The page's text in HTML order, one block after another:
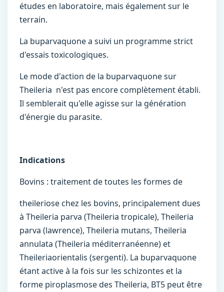
études en laboratoire, mais également sur le
terrain.
La buparvaquone a suivi un programme strict
d'essais toxicologiques.
Le mode d'action de la buparvaquone sur
Theileria n'est pas encore complètement établi.
Il semblerait qu'elle agisse sur la génération
d'énergie du parasite.
Indications
Bovins : traitement de toutes les formes de
theileriose chez les bovins, principalement dues
à Theileria parva (Theileria tropicale), Theileria
parva (lawrence), Theileria mutans, Theileria
annulata (Theileria méditerranéenne) et
Theileriaorientalis (sergenti). La buparvaquone
étant active à la fois sur les schizontes et la
forme piroplasmose des Theileria, BT5 peut être